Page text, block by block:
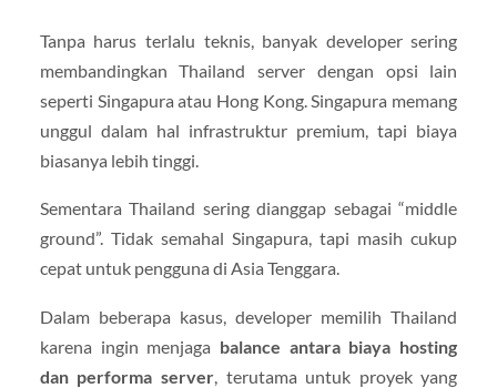
Tanpa harus terlalu teknis, banyak developer sering
membandingkan Thailand server dengan opsi lain
seperti Singapura atau Hong Kong. Singapura memang
unggul dalam hal infrastruktur premium, tapi biaya
biasanya lebih tinggi.
Sementara Thailand sering dianggap sebagai “middle
ground”. Tidak semahal Singapura, tapi masih cukup
cepat untuk pengguna di Asia Tenggara.
Dalam beberapa kasus, developer memilih Thailand
karena ingin menjaga balance antara biaya hosting
dan performa server, terutama untuk proyek yang